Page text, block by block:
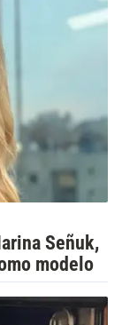
Señuk,
modelo